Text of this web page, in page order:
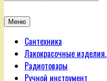
Меню
Сантехника
Лакокрасочные изделия.
Радиотовары
Ручной инструмент